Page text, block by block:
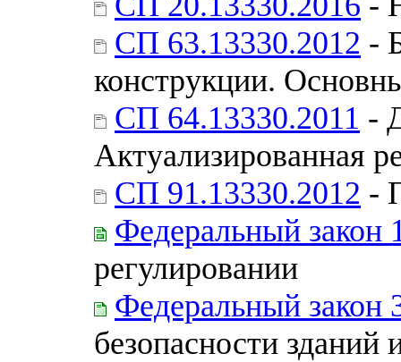
СП 63.13330.2012 -
конструкции.
СП 64.13330.2011 -
Актуализированная
СП 91.13330.2012 -
Федеральный закон
регулировании
Федеральный закон
безопасности зданий